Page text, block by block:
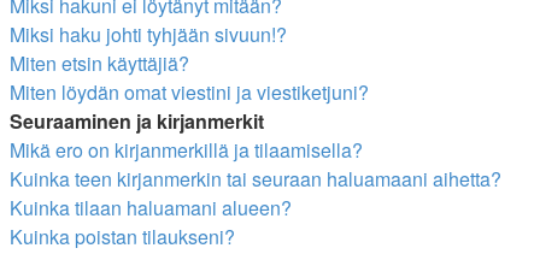
Miksi haku johti tyhjään sivuun!?
Miten etsin käyttäjiä?
Miten löydän omat viestini ja viestiketjuni?
Seuraaminen ja kirjanmerkit
Mikä ero on kirjanmerkillä ja tilaamisella?
Kuinka teen kirjanmerkin tai seuraan haluamaani aihetta?
Kuinka tilaan haluamani alueen?
Kuinka poistan tilaukseni?